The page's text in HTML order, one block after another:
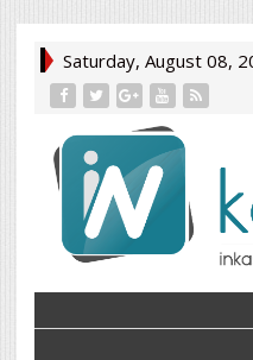
Saturday, August 08,